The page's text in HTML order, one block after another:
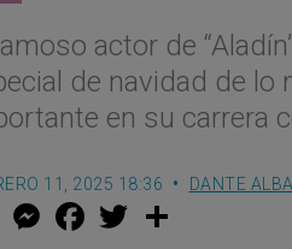
actor de
de navidad de lo
en su carrera
11, 2025 18:36 DANTE
W M
e
F
a w